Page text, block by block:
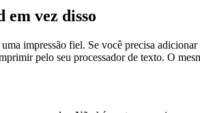
vez disso
impressão fiel. Se você precisa
pelo seu processador de texto. O